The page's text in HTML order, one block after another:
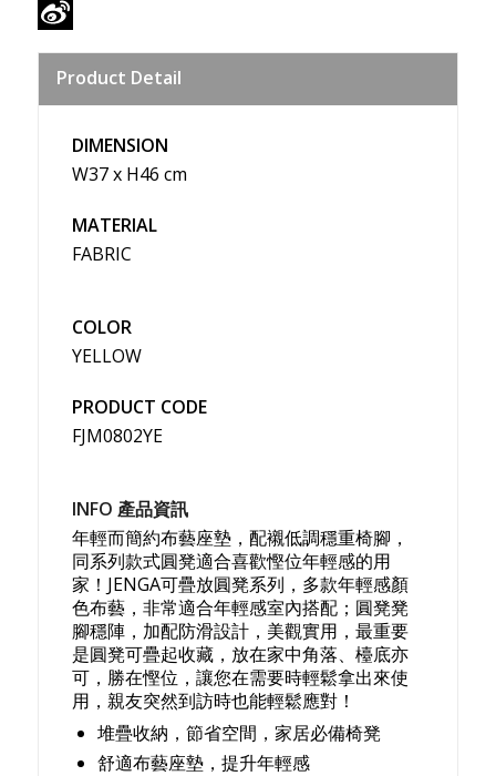
WeChat
Weibo
Product Detail
DIMENSION
W37 x H46 cm
MATERIAL
FABRIC
COLOR
YELLOW
PRODUCT CODE
FJM0802YE
INFO 產品資訊
年輕而簡約布藝座墊，配襯低調穩重椅腳，
同系列款式圓凳適合喜歡慳位年輕感的用
家！JENGA可疊放圓凳系列，多款年輕感顏
色布藝，非常適合年輕感室內搭配；圓凳凳
腳穩陣，加配防滑設計，美觀實用，最重要
是圓凳可疊起收藏，放在家中角落、檯底亦
可，勝在慳位，讓您在需要時輕鬆拿出來使
用，親友突然到訪時也能輕鬆應對！
堆疊收納，節省空間，家居必備椅凳​
舒適布藝座墊，提升年輕感